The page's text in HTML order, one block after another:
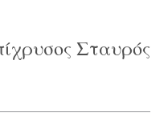
Σταυρός